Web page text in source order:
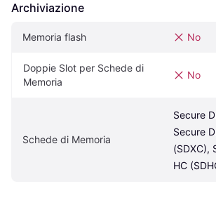
Archiviazione
Memoria flash No
Doppie Slot per Schede di
Memoria
No
Schede di Memoria
Secure
Secure
(SDXC),
HC